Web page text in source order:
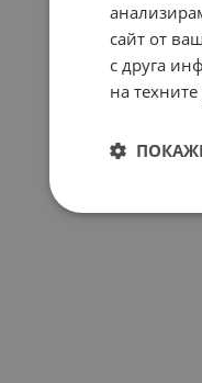
сайт от
с друга
на техните